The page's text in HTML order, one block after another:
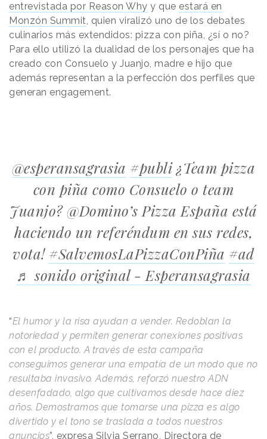
entrevistada por Reason Why y que estará en
Monzón Summit, quien viralizó uno de los debates
culinarios más extendidos: pizza con piña, ¿sí o no?
Para ello utilizó la dualidad de los personajes que ha
creado con Consuelo y Juanjo, madre e hijo que
además representan a la perfección dos perfiles que
generan engagement.
@esperansagrasia #publi¿Team pizza
con piña como Consuelo o team
Juanjo? @Domino’s Pizza España está
haciendo un referéndum en sus redes,
vota! #SalvemosLaPizzaConPiña #ad
♬ sonido original - Esperansagrasia
“El humor y la risa ayudan a vender. Redoblan la
notoriedad y permiten generar conexiones positivas
con el producto. A través de esta campaña
conseguimos generar una empatía de un modo que no
resultaba invasivo. Además, reforzó nuestro ADN
desenfadado, algo que cultivamos desde hace diez
años. Demostramos que tomarse una pizza es algo
divertido y el tono se traslada a todos nuestros
anuncios”, expresa Silvia Serrano, Directora de